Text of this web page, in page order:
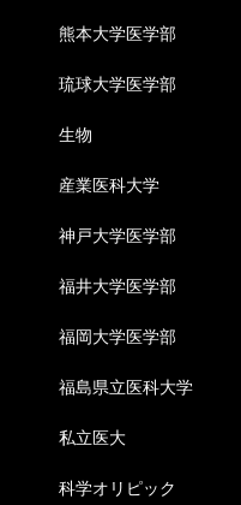
熊本大学医学部
琉球大学医学部
生物
産業医科大学
神戸大学医学部
福井大学医学部
福岡大学医学部
福島県立医科大学
私立医大
科学オリピック